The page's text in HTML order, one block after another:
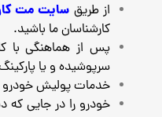
از طریق سایت مت
کارشناسان ما باشید.
پس از هماهنگی با
سرپوشیده و یا
خدمات پولیش خودرو
خودرو را در جایی که